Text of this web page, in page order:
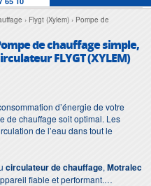
Flygt (Xylem)
Pompe de
de chauffage simple,
FLYGT (XYLEM)
d’énergie de votre
de chauffage soit optimal. Les
de l’eau dans tout le
circulateur de chauffage, Motralec
fiable et performant.